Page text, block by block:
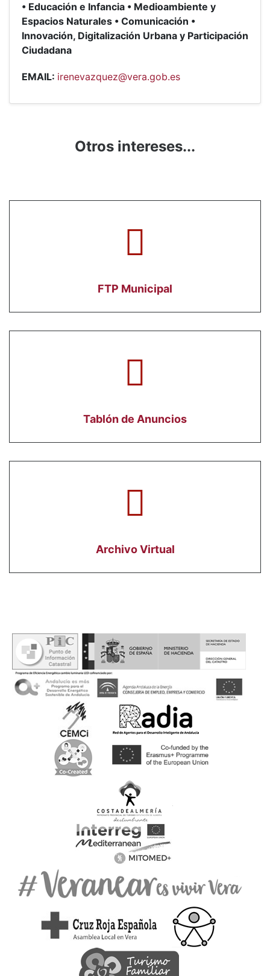
• Educación e Infancia • Medioambiente y
Espacios Naturales • Comunicación •
Innovación, Digitalización Urbana y Participación
Ciudadana
EMAIL: irenevazquez@vera.gob.es
Otros intereses...
FTP Municipal
Tablón de Anuncios
Archivo Virtual